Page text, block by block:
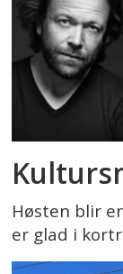
Høsten blir
er glad i